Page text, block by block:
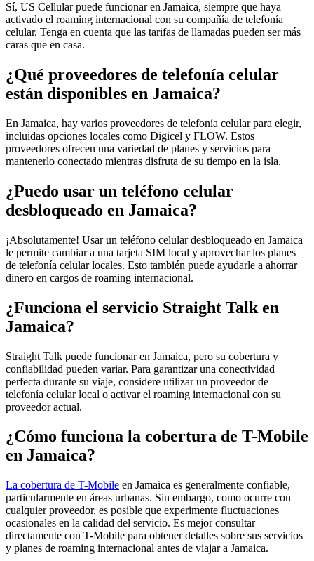
Sí, US Cellular puede funcionar en Jamaica, siempre que haya
activado el roaming internacional con su compañía de telefonía
celular. Tenga en cuenta que las tarifas de llamadas pueden ser más
caras que en casa.
¿Qué proveedores de telefonía celular
están disponibles en Jamaica?
En Jamaica, hay varios proveedores de telefonía celular para elegir,
incluidas opciones locales como Digicel y FLOW. Estos
proveedores ofrecen una variedad de planes y servicios para
mantenerlo conectado mientras disfruta de su tiempo en la isla.
¿Puedo usar un teléfono celular
desbloqueado en Jamaica?
¡Absolutamente! Usar un teléfono celular desbloqueado en Jamaica
le permite cambiar a una tarjeta SIM local y aprovechar los planes
de telefonía celular locales. Esto también puede ayudarle a ahorrar
dinero en cargos de roaming internacional.
¿Funciona el servicio Straight Talk en
Jamaica?
Straight Talk puede funcionar en Jamaica, pero su cobertura y
confiabilidad pueden variar. Para garantizar una conectividad
perfecta durante su viaje, considere utilizar un proveedor de
telefonía celular local o activar el roaming internacional con su
proveedor actual.
¿Cómo funciona la cobertura de T-Mobile
en Jamaica?
La cobertura de T-Mobile en Jamaica es generalmente confiable,
particularmente en áreas urbanas. Sin embargo, como ocurre con
cualquier proveedor, es posible que experimente fluctuaciones
ocasionales en la calidad del servicio. Es mejor consultar
directamente con T-Mobile para obtener detalles sobre sus servicios
y planes de roaming internacional antes de viajar a Jamaica.